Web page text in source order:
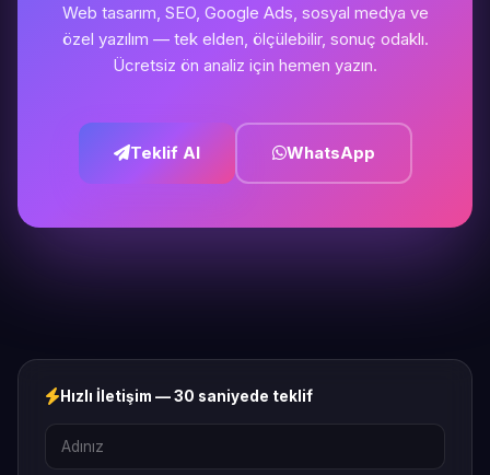
Web tasarım, SEO, Google Ads, sosyal medya ve
özel yazılım — tek elden, ölçülebilir, sonuç odaklı.
Ücretsiz ön analiz için hemen yazın.
Teklif Al WhatsApp
Hızlı İletişim — 30 saniyede teklif